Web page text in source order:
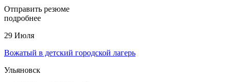
Отправить резюме
подробнее
29 Июля
Вожатый в детский городской лагерь
Ульяновск